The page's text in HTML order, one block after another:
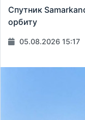
Спутник
орбиту
05.08.2026 15:17